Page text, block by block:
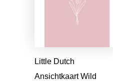
Little Dutch
Ansichtkaart Wild